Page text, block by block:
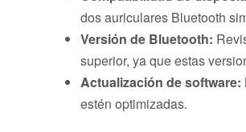
dos auriculares Bluetooth
Versión de Bluetooth:
superior, ya que estas
Actualización de software:
estén optimizadas.